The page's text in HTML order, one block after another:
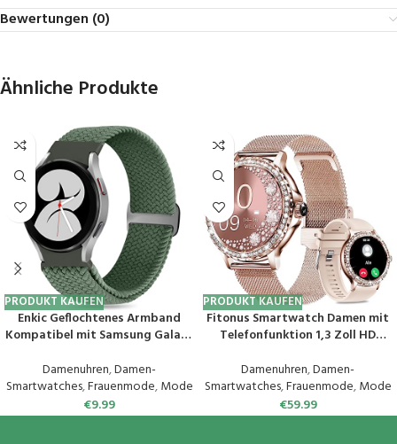
Bewertungen (0)
Ähnliche Produkte
PRODUKT KAUFEN
Enkic Geflochtenes Armband
Kompatibel mit Samsung Galaxy
44mm/Galaxy Watch 5 Pro
45mm/Watch 6 Classic/Watch 4
Classic, Elastisch Uhrenarmband
Sport Loop Ersatzarmband für
Damenuhren,Damen-
Smartwatches,Frauenmode,Mode
€9.99
PRODUKT KAUFEN
Fitonus Smartwatch Damen mit
Telefonfunktion 1,3 Zoll HD
Periodenverfolgung, 110+ Sport,
Herzfrequenz, SpO2
Schlafmonitor, IP68 Fitnessuhr
Tracker für iOS Android
Damenuhren,Damen-
Smartwatches,Frauenmode,Mode
€59.99